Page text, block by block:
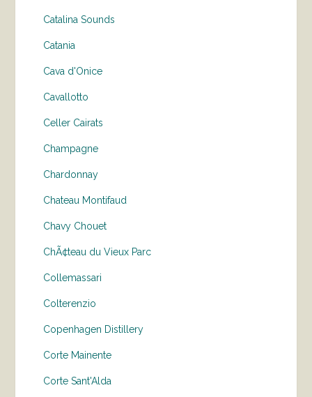
Catalina Sounds
Catania
Cava d'Onice
Cavallotto
Celler Cairats
Champagne
Chardonnay
Chateau Montifaud
Chavy Chouet
ChÃ¢teau du Vieux Parc
Collemassari
Colterenzio
Copenhagen Distillery
Corte Mainente
Corte Sant'Alda